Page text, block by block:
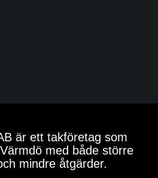
är ett takföretag som
med både större
mindre åtgärder.